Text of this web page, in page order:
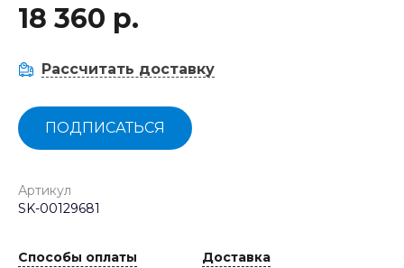
18 360 р.
Рассчитать доставку
ПОДПИСАТЬСЯ
Артикул
SK-00129681
Способы оплаты Доставка